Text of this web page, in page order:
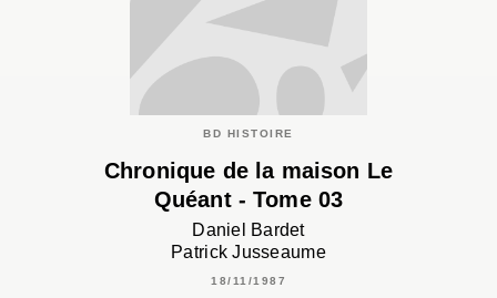
BD HISTOIRE
Chronique de la maison Le
Quéant - Tome 03
Daniel Bardet
Patrick Jusseaume
18/11/1987